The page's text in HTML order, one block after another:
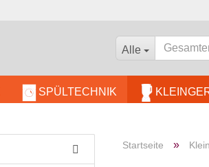
Alle
SPÜLTECHNIK
KOMBIDÄMPFER Startseite »